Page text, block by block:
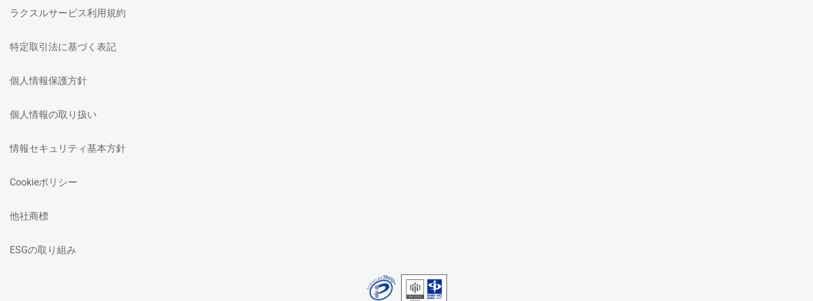
ラクスルサービス利用規約
特定取引法に基づく表記
個人情報保護方針
個人情報の取り扱い
情報セキュリティ基本方針
Cookieポリシー
他社商標
ESGの取り組み